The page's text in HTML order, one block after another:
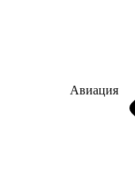
Авиация